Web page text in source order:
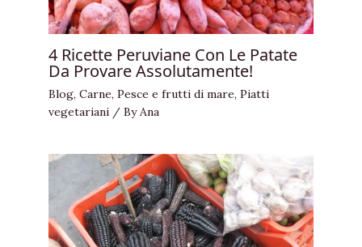
4 Ricette Peruviane Con Le Patate
Da Provare Assolutamente!
Blog, Carne, Pesce e frutti di mare, Piatti
vegetariani / ByAna